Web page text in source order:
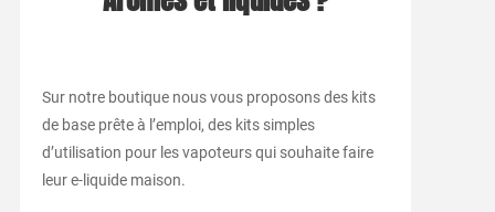
Sur notre boutique nous vous proposons des kits
de base prête à l’emploi, des kits simples
d’utilisation pour les vapoteurs qui souhaite faire
leur e-liquide maison.